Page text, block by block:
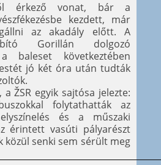
érkező vonat, bár a
kezdett, már
az akadály előtt. A
Gorillán dolgozó
baleset következtében
jó két óra után tudták
a ŽSR egyik sajtósa jelezte:
folytathatták az
és a műszaki
érintett vasúti pályarészt
közül senki sem sérült meg